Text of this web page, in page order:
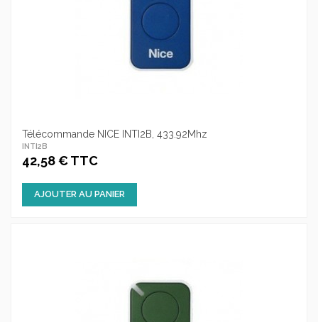
Télécommande NICE INTI2B, 433.92Mhz
INTI2B
42,58 € TTC
AJOUTER AU PANIER